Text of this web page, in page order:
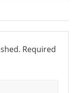
Required